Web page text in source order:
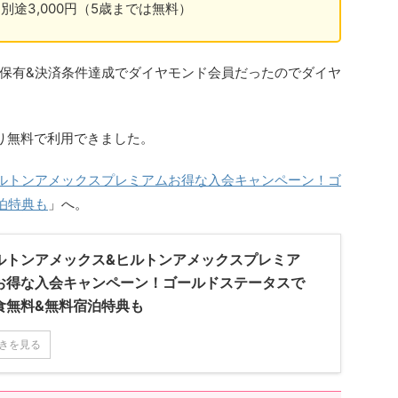
途3,000円（5歳までは無料）
有&決済条件達成でダイヤモンド会員だったのでダイヤ
料で利用できました。
トンアメックスプレミアムお得な入会キャンペーン！ゴ
特典も 」へ。
トンアメックス&ヒルトンアメックスプレミア
得な入会キャンペーン！ゴールドステータスで
無料&無料宿泊特典も
を見る